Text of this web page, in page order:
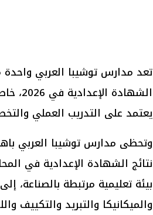
تعد مدارس توشيبا العربي واحدة
يعتمد على التدريب العملي
وتحظى مدارس توشيبا العربي
نتائج الشهادة الإعدادية في
بيئة تعليمية مرتبطة بالصناعة،
والميكانيكا والتبريد والتكييف